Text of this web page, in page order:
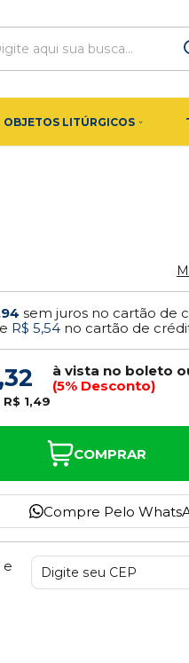
OBJETOS LITÚRGICOS
sem juros no cartão de
R$ 5,54 no cartão de
à vista no boleto
(5% Desconto)
R$ 1,49
COMPRAR
Compre Pelo
e